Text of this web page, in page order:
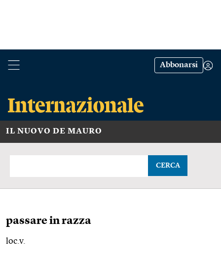
Abbonarsi
IL NUOVO DE MAURO
CERCA
passare in razza
loc.v.